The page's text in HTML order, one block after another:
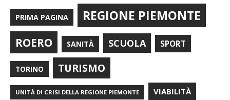
PRIMA PAGINA REGIONE PIEMONTE
ROERO SANITÀ SCUOLA SPORT
TORINO TURISMO
UNITÀ DI CRISI DELLA REGIONE PIEMONTE VIABILITÀ